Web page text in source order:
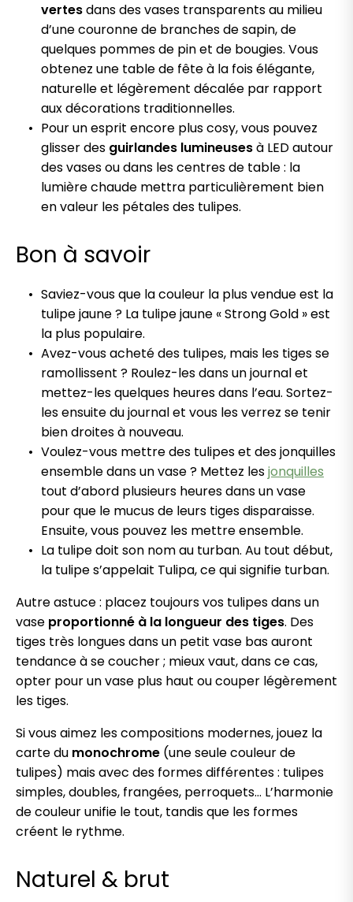
vertesdans des vases transparents au milieu
d’une couronne de branches de sapin, de
quelques pommes de pin et de bougies. Vous
obtenez une table de fête à la fois élégante,
naturelle et légèrement décalée par rapport
aux décorations traditionnelles.
Pour un esprit encore plus cosy, vous pouvez
glisser des guirlandes lumineusesà LED autour
des vases ou dans les centres de table : la
lumière chaude mettra particulièrement bien
en valeur les pétales des tulipes.
Bon à savoir
Saviez-vous que la couleur la plus vendue est la
tulipe jaune ? La tulipe jaune « Strong Gold » est
la plus populaire.
Avez-vous acheté des tulipes, mais les tiges se
ramollissent ? Roulez-les dans un journal et
mettez-les quelques heures dans l’eau. Sortez-
les ensuite du journal et vous les verrez se tenir
bien droites à nouveau.
Voulez-vous mettre des tulipes et des jonquilles
ensemble dans un vase ? Mettez lesjonquilles
tout d’abord plusieurs heures dans un vase
pour que le mucus de leurs tiges disparaisse.
Ensuite, vous pouvez les mettre ensemble.
La tulipe doit son nom au turban. Au tout début,
la tulipe s’appelait Tulipa, ce qui signifie turban.
Autre astuce : placez toujours vos tulipes dans un
vase proportionné à la longueur des tiges. Des
tiges très longues dans un petit vase bas auront
tendance à se coucher ; mieux vaut, dans ce cas,
opter pour un vase plus haut ou couper légèrement
les tiges.
Si vous aimez les compositions modernes, jouez la
carte du monochrome (une seule couleur de
tulipes) mais avec des formes différentes : tulipes
simples, doubles, frangées, perroquets… L’harmonie
de couleur unifie le tout, tandis que les formes
créent le rythme.
Naturel & brut